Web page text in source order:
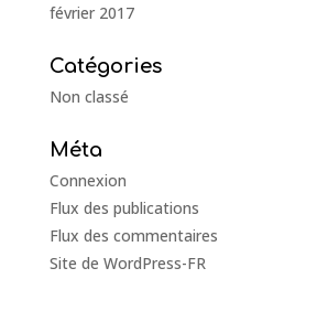
février 2017
Catégories
Non classé
Méta
Connexion
Flux des publications
Flux des commentaires
Site de WordPress-FR